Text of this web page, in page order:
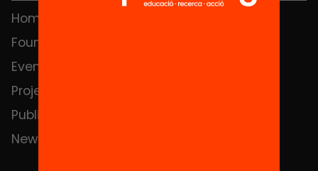
Home
Foundation
Events
Projects
Publications and videos
News